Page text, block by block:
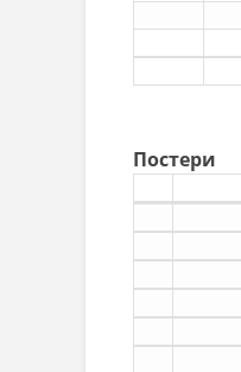
Постери